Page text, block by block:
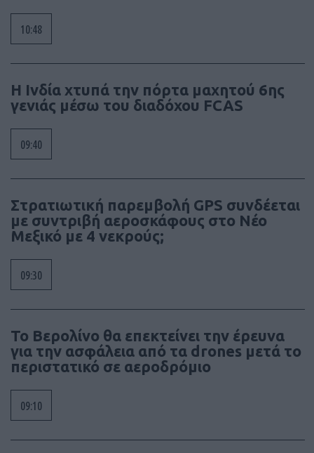
10:48
Η Ινδία χτυπά την πόρτα μαχητού 6ης
γενιάς μέσω του διαδόχου FCAS
09:40
Στρατιωτική παρεμβολή GPS συνδέεται
με συντριβή αεροσκάφους στο Νέο
Μεξικό με 4 νεκρούς;
09:30
Το Βερολίνο θα επεκτείνει την έρευνα
για την ασφάλεια από τα drones μετά το
περιστατικό σε αεροδρόμιο
09:10